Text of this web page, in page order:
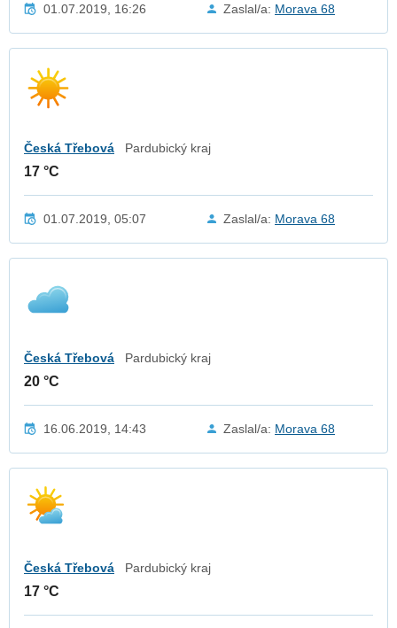
01.07.2019, 16:26 Zaslal/a: Morava 68
Česká Třebová Pardubický kraj
17 °C
01.07.2019, 05:07 Zaslal/a: Morava 68
Česká Třebová Pardubický kraj
20 °C
16.06.2019, 14:43 Zaslal/a: Morava 68
Česká Třebová Pardubický kraj
17 °C